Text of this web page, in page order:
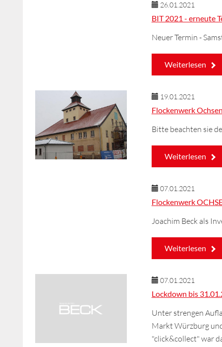
26.01.2021
BIT 2021 - erneute
Neuer Termin -
Weiterlesen
19.01.2021
Flockenwerk
Bitte beachten sie
Weiterlesen
07.01.2021
Flockenwerk
Joachim Beck als
Weiterlesen
07.01.2021
Lockdown bis
Unter strengen
Markt Würzburg
"click&collect" war